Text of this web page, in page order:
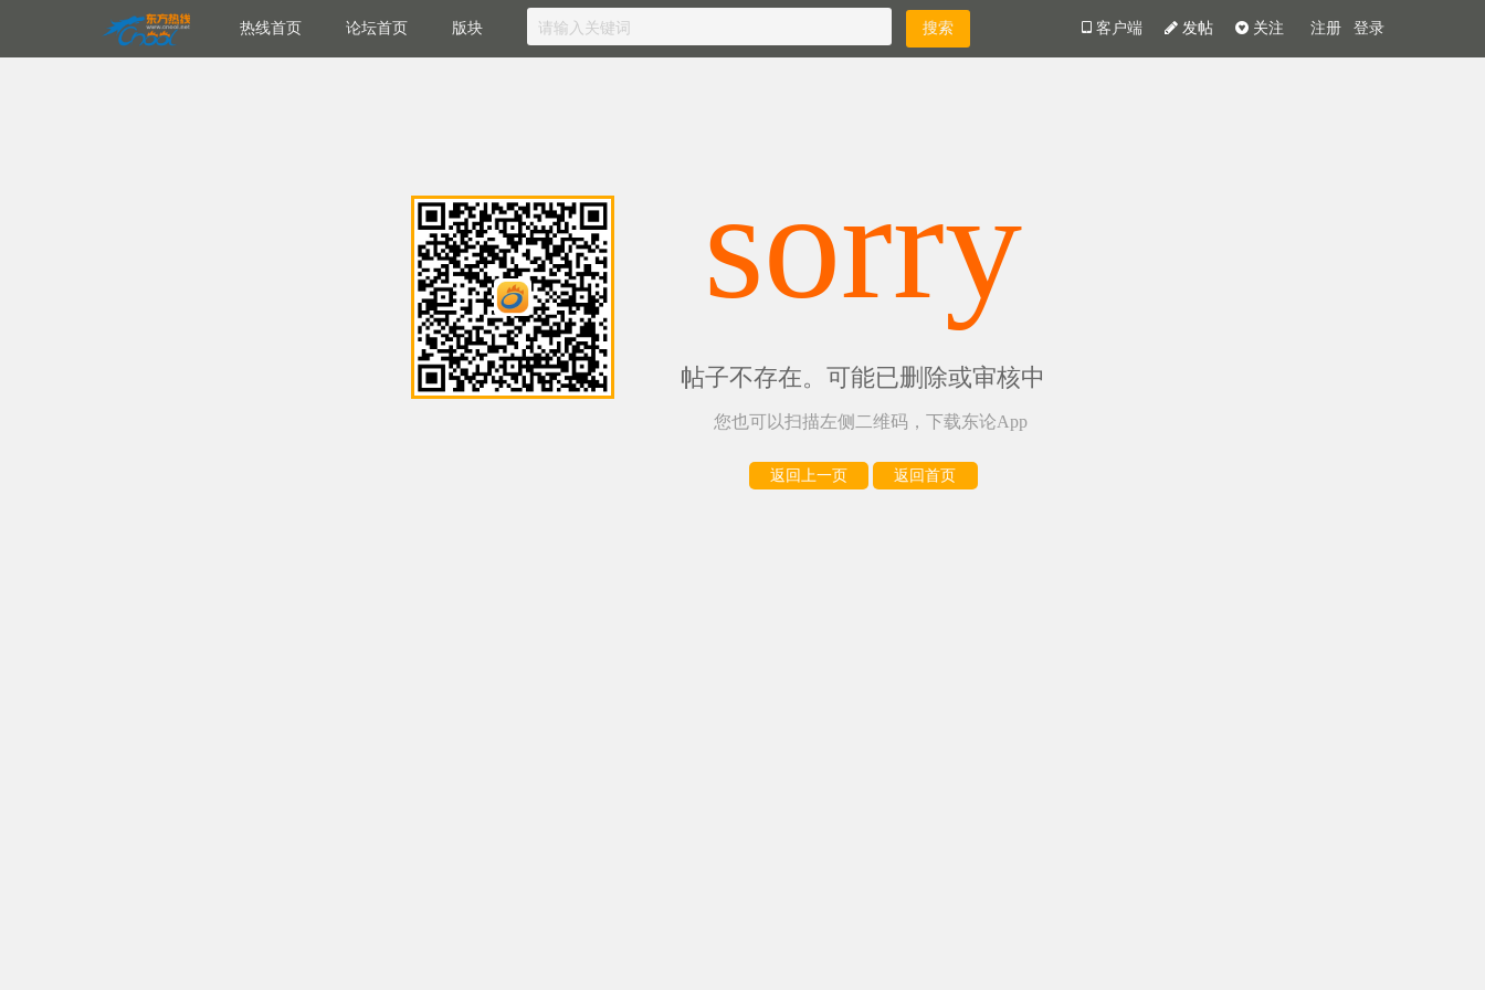
热线首页 论坛首页 版块 注册 登录
关注
发帖
客户端
sorry
帖子不存在。可能已删除或审核中
您也可以扫描左侧二维码，下载东论App
返回上一页 返回首页